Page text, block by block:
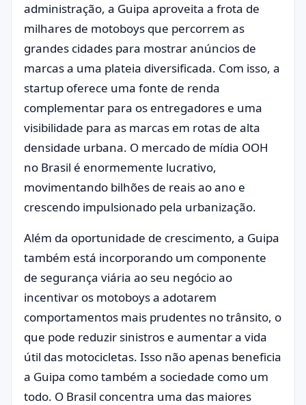
administração, a Guipa aproveita a frota de
milhares de motoboys que percorrem as
grandes cidades para mostrar anúncios de
marcas a uma plateia diversificada. Com isso, a
startup oferece uma fonte de renda
complementar para os entregadores e uma
visibilidade para as marcas em rotas de alta
densidade urbana. O mercado de mídia OOH
no Brasil é enormemente lucrativo,
movimentando bilhões de reais ao ano e
crescendo impulsionado pela urbanização.
Além da oportunidade de crescimento, a Guipa
também está incorporando um componente
de segurança viária ao seu negócio ao
incentivar os motoboys a adotarem
comportamentos mais prudentes no trânsito, o
que pode reduzir sinistros e aumentar a vida
útil das motocicletas. Isso não apenas beneficia
a Guipa como também a sociedade como um
todo. O Brasil concentra uma das maiores